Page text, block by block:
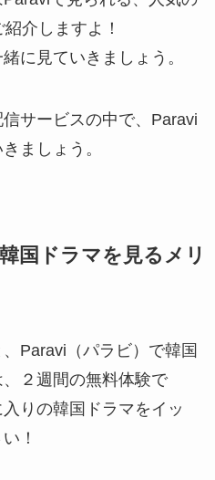
介しますよ！
に見ていきましょう。
サービスの中で、Paravi
ましょう。
国ドラマを見るメリ
Paravi（パラビ）で韓国
２週間の無料体験で
りの韓国ドラマをイッ
！